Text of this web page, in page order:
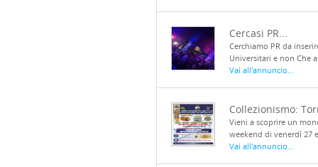
Cercasi PR...
Cerchiamo PR da
Universitari e non Che
Vai all'annuncio...
Collezionismo:
Vieni a scoprire un
weekend di venerdì 27
Vai all'annuncio...